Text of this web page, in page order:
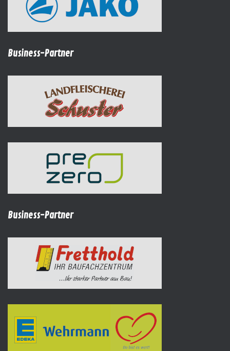
Business-Partner
Business-Partner